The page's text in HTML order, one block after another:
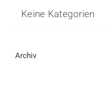
Keine Kategorien
Archiv